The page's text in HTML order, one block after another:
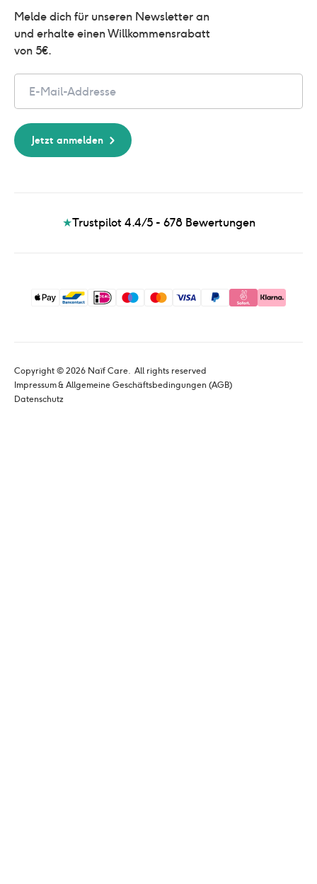
Melde dich für unseren Newsletter an
und erhalte einen Willkommensrabatt
von 5€.
Jetzt anmelden
★Trustpilot 4.4/5 - 678 Bewertungen
Copyright © 2026 Naïf Care. All rights reserved
Impressum & Allgemeine Geschäftsbedingungen (AGB)
Datenschutz